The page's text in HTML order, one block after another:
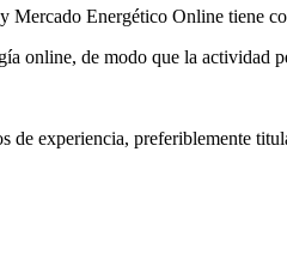
Mercado Energético Online tiene
online, de modo que la actividad
de experiencia, preferiblemente